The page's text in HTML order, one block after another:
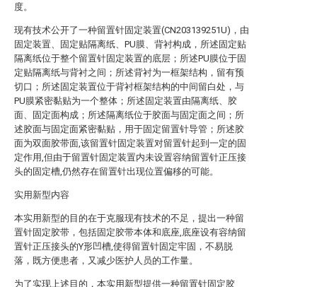
度。
现有技术公开了一种留置针固定装置(CN203139251U)，由
固定装置、固定贴隔离纸、PU膜、背衬构成，所述固定贴
隔离纸位于整个留置针固定装置的底层；所述PU膜位于固
定贴隔离纸与背衬之间；所述背衬为一框架结构，留有预
切口；所述固定装置位于背衬框架结构的中间留白处，与
PU膜紧密黏贴为一个整体；所述固定装置由隔离纸、胶
面、固定面构成；所述隔离纸位于胶面与固定面之间；所
述胶面与固定面紧密黏贴，用于固定留置针导管；所述胶
面为双面胶带面,该留置针固定装置对留置针起到一定的固
定作用,但由于留置针固定装置内未设置容纳留置针正压接
头的固定槽,仍然存在留置针出现位置偏移的可能。
实用新型内容
本实用新型的目的在于克服现有技术的不足，提出一种留
置针固定胶带，包括固定胶带本体和底座,底座设有容纳留
置针正压接头的Y形凹槽,使得留置针固定牢固，不易脱
落，既方便患者，又减少医护人员的工作量。
为了实现上述目的，本实用新型提供一种留置针固定胶